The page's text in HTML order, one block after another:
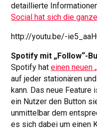
detaillierte
Social hat sich die
http://youtu.be/-
Spotify mit „Follow“-
Spotify hateinen neuen
auf jeder stationären
kann. Das neue Feature
ein Nutzer den Button
unmittelbar dem
es sich dabei um einen